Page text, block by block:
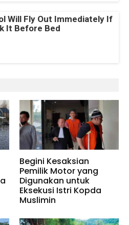
Will Fly Out Immediately If
It Before Bed
Begini Kesaksian
Pemilik Motor yang
Digunakan untuk
Eksekusi Istri Kopda
Muslimin